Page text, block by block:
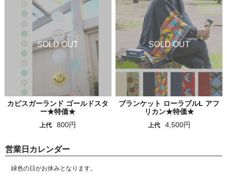
カピスガーランド ゴールドスタ
ー★特価★
上代 800円
ブランケット ローラブルL アフ
リカン★特価★
上代 4,500円
営業日カレンダー
緑色の日がお休みとなります。